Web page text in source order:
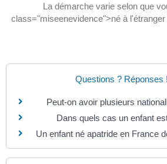
La démarche varie selon que
class="miseenevidence">né à
Questions ? Réponses !
Peut-on avoir plusieurs
Dans quels cas un enfant
Un enfant né apatride en France